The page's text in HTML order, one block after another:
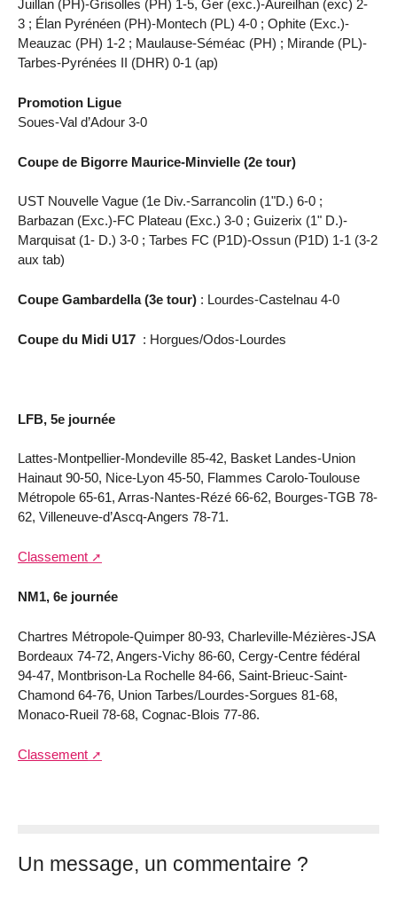
Juillan (PH)-Grisolles (PH) 1-5, Ger (exc.)-Aureilhan (exc) 2-
3 ; Élan Pyrénéen (PH)-Montech (PL) 4-0 ; Ophite (Exc.)-
Meauzac (PH) 1-2 ; Maulause-Séméac (PH) ; Mirande (PL)-
Tarbes-Pyrénées II (DHR) 0-1 (ap)
Promotion Ligue
Soues-Val d’Adour 3-0
Coupe de Bigorre Maurice-Minvielle (2e tour)
UST Nouvelle Vague (1e Div.-Sarrancolin (1"D.) 6-0 ;
Barbazan (Exc.)-FC Plateau (Exc.) 3-0 ; Guizerix (1" D.)-
Marquisat (1- D.) 3-0 ; Tarbes FC (P1D)-Ossun (P1D) 1-1 (3-2
aux tab)
Coupe Gambardella (3e tour) : Lourdes-Castelnau 4-0
Coupe du Midi U17 : Horgues/Odos-Lourdes
LFB, 5e journée
Lattes-Montpellier-Mondeville 85-42, Basket Landes-Union
Hainaut 90-50, Nice-Lyon 45-50, Flammes Carolo-Toulouse
Métropole 65-61, Arras-Nantes-Rézé 66-62, Bourges-TGB 78-
62, Villeneuve-d’Ascq-Angers 78-71.
Classement
NM1, 6e journée
Chartres Métropole-Quimper 80-93, Charleville-Mézières-JSA
Bordeaux 74-72, Angers-Vichy 86-60, Cergy-Centre fédéral
94-47, Montbrison-La Rochelle 84-66, Saint-Brieuc-Saint-
Chamond 64-76, Union Tarbes/Lourdes-Sorgues 81-68,
Monaco-Rueil 78-68, Cognac-Blois 77-86.
Classement
Un message, un commentaire ?